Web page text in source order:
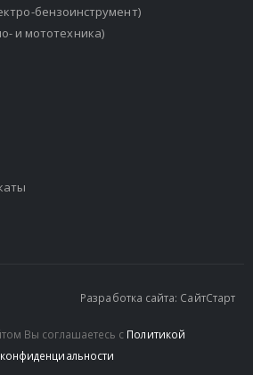
бензоинструмент)
и мототехника)
Разработка сайта: СайтСтарт
Вы соглашаетесь с Политикой
конфиденциальности